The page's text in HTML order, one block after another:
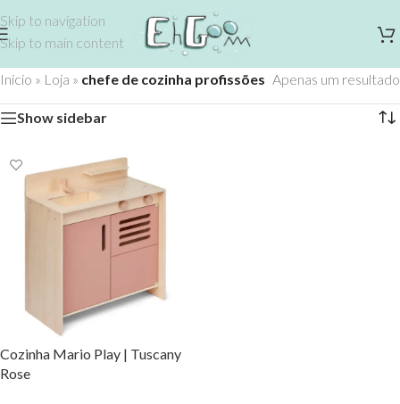
Skip to navigation
Skip to main content
Início » Loja » chefe de cozinha profissões Apenas um resultado
Show sidebar
Cozinha Mario Play | Tuscany
Rose